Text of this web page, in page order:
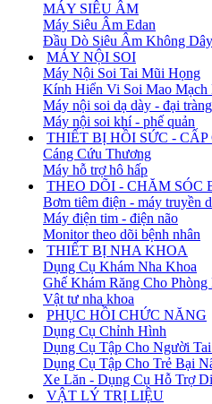
MÁY SIÊU ÂM
Máy Siêu Âm Edan
Đầu Dò Siêu Âm Không Dây
MÁY NỘI SOI
Máy Nội Soi Tai Mũi Họng
Kính Hiển Vi Soi Mao Mạch
Máy nội soi dạ dày - đại tràng
Máy nội soi khí - phế quản
THIẾT BỊ HỒI SỨC - CẤP
Cáng Cứu Thương
Máy hỗ trợ hô hấp
THEO DÕI - CHĂM SÓC
Bơm tiêm điện - máy truyền
Máy điện tim - điện não
Monitor theo dõi bệnh nhân
THIẾT BỊ NHA KHOA
Dụng Cụ Khám Nha Khoa
Ghế Khám Răng Cho Phòng
Vật tư nha khoa
PHỤC HỒI CHỨC NĂNG
Dụng Cụ Chỉnh Hình
Dụng Cụ Tập Cho Người
Dụng Cụ Tập Cho Trẻ Bại
Xe Lăn - Dụng Cụ Hỗ Trợ
VẬT LÝ TRỊ LIỆU